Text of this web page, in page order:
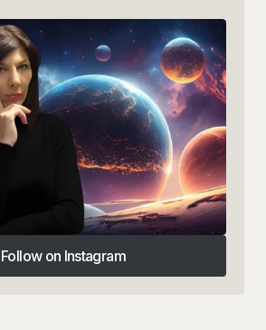
Follow on Instagram
Follow on Instagram